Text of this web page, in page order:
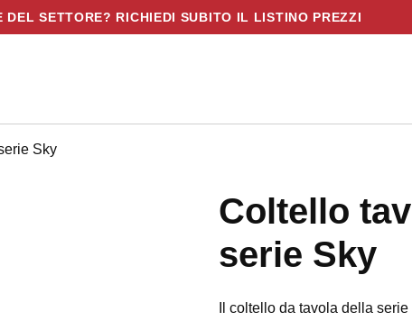
DEL SETTORE? RICHIEDI SUBITO IL LISTINO PREZZI
Sky
Coltello
serie Sky
Il coltello da tavola della